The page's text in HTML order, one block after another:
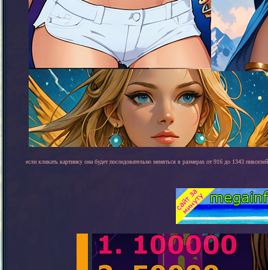
если кликать картинку она будет последовательно меняться в размерах от 916 до 1343